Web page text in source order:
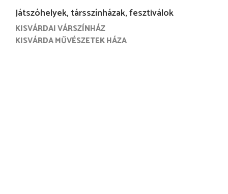
Játszóhelyek, társszínházak, fesztiválok
KISVÁRDAI VÁRSZÍNHÁZ
KISVÁRDA MŰVÉSZETEK HÁZA